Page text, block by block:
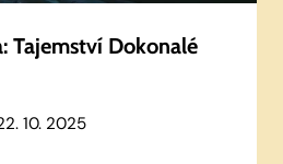
Tajemství Dokonalé
10. 2025